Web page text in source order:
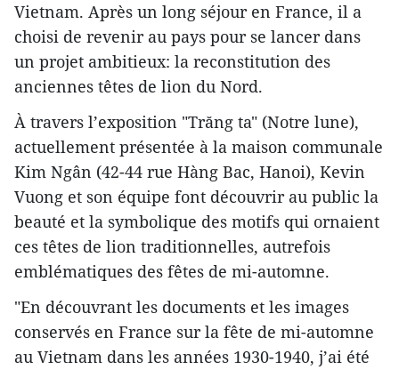
Vietnam. Après un long séjour en France, il a
choisi de revenir au pays pour se lancer dans
un projet ambitieux: la reconstitution des
anciennes têtes de lion du Nord.
À travers l’exposition "Trăng ta" (Notre lune),
actuellement présentée à la maison communale
Kim Ngân (42-44 rue Hàng Bac, Hanoi), Kevin
Vuong et son équipe font découvrir au public la
beauté et la symbolique des motifs qui ornaient
ces têtes de lion traditionnelles, autrefois
emblématiques des fêtes de mi-automne.
"En découvrant les documents et les images
conservés en France sur la fête de mi-automne
au Vietnam dans les années 1930-1940, j’ai été